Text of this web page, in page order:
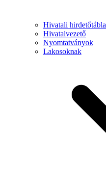
Hivatali hirdetőtábla
Hivatalvezető
Nyomtatványok
Lakosoknak